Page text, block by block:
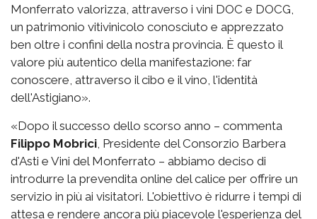
Monferrato valorizza, attraverso i vini DOC e DOCG,
un patrimonio vitivinicolo conosciuto e apprezzato
ben oltre i confini della nostra provincia. È questo il
valore più autentico della manifestazione: far
conoscere, attraverso il cibo e il vino, l'identità
dell'Astigiano».
«Dopo il successo dello scorso anno – commenta
Filippo Mobrici, Presidente del Consorzio Barbera
d'Asti e Vini del Monferrato – abbiamo deciso di
introdurre la prevendita online del calice per offrire un
servizio in più ai visitatori. L'obiettivo è ridurre i tempi di
attesa e rendere ancora più piacevole l'esperienza del